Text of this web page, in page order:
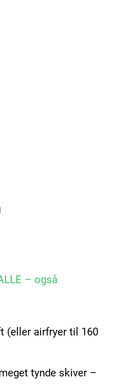
– også
(eller airfryer til 160
tynde skiver –